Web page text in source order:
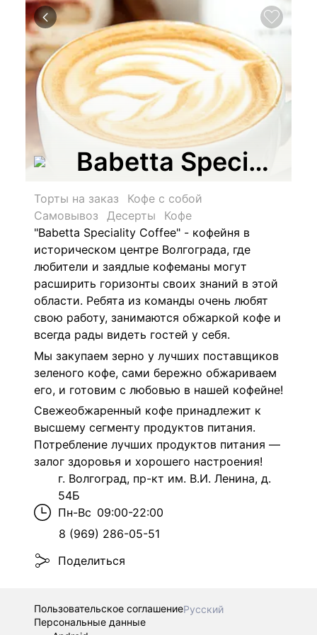
Babetta Speciality
Торты на заказ
Кофе с собой
Самовывоз
Десерты
Кофе
"Babetta Speciality Coffee" - кофейня в
историческом центре Волгограда, где
любители и заядлые кофеманы могут
расширить горизонты своих знаний в этой
области. Ребята из команды очень любят
свою работу, занимаются обжаркой кофе и
всегда рады видеть гостей у себя.
Мы закупаем зерно у лучших поставщиков
зеленого кофе, сами бережно обжариваем
его, и готовим с любовью в нашей кофейне!
Свежеобжаренный кофе принадлежит к
высшему сегменту продуктов питания.
Потребление лучших продуктов питания —
залог здоровья и хорошего настроения!
г. Волгоград, пр-кт им. В.И. Ленина, д.
54Б
Пн-Вс 09:00-22:00
8 (969) 286-05-51
Поделиться
Пользовательское соглашениеРусский
Персональные данные